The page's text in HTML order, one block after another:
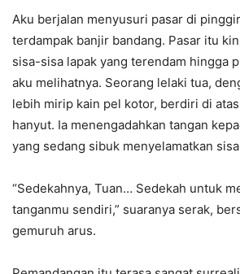
Aku berjalan menyusuri pasar di
terdampak banjir bandang. Pasar itu
sisa-sisa lapak yang terendam hingga
aku melihatnya. Seorang lelaki tua,
lebih mirip kain pel kotor, berdiri di
hanyut. Ia menengadahkan tangan
yang sedang sibuk menyelamatkan
“Sedekahnya, Tuan… Sedekah untuk
tanganmu sendiri,” suaranya serak,
gemuruh arus.